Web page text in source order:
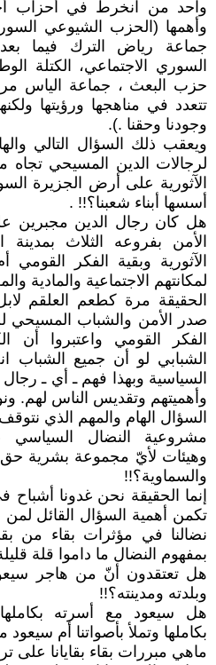
واحد من انخرط في أحزاب
وأهمها (الحزب الشيوعي
جماعة رياض الترك فيما بعد
السوري الاجتماعي، الكتلة
حزب البعث ، جماعة الياس
تتعدد في مناهجها ورؤيتها
وجودنا وحقنا .).
ويعقب ذلك السؤال التالي
لرجالات الدين المسيحي
الآثورية على أرض الجزيرة
أسسها أبناء شعبنا؟!! .
هل كان رجال الدين مجبرين
الأمن بفروعه الثلاث
الآثورية وبقية الفكر
لمكانتهم الاجتماعية والمادية
الحقيقة مرة كطعم العلقم
صدر الأمن والشباب المسيحي
الفكر القومي واعتبروا أن
الشبابي لو أن جميع الشباب
السياسية وبهذا فهم ـ أي ـ
وأهميتهم وتقديس الناس لهم.
السؤال الهام والمهم الذي
مشروعية النضال
وهيئات لأيّ مجموعة بشرية حق
والسماوية؟!!
إنما الحقيقة نحن غدونا أشباح
تكمن أهمية السؤال القائل
نضالنا في مؤثرات بقاء من
بمفهوم النضال ما داموا قلة
هل تعتقدون أنّ من هاجر سيعود
وبلدته ومدينته؟!!
هل سيعود مع أسرته بكاملها
بكاملها وتملأ بأصواتنا أم
ماهي مبررات بقاء بقايانا على